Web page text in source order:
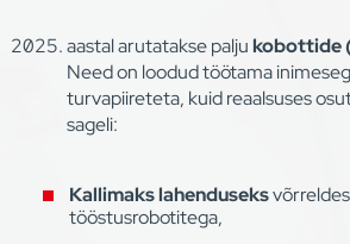
aastal arutatakse paljukobottide
Need on loodud töötama
turvapiireteta, kuid reaalsuses
sageli:
Kallimaks lahenduseks
tööstusrobotitega,